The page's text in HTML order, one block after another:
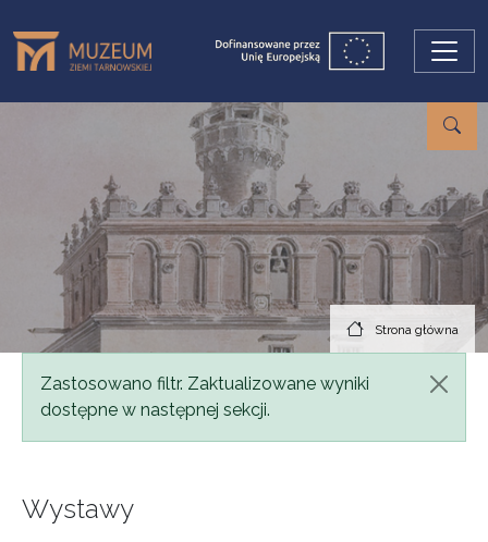
Strona główna
Komunikat
Zastosowano filtr. Zaktualizowane wyniki
dostępne w następnej sekcji.
Wystawy